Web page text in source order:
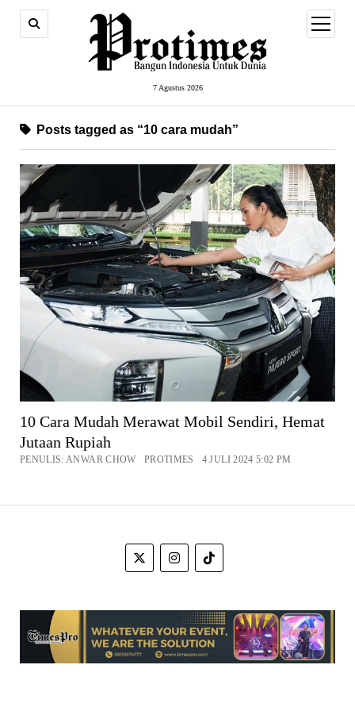
7 Agustus 2026
open
menu
Posts tagged as “10 cara mudah”
10 Cara Mudah Merawat Mobil Sendiri, Hemat
Jutaan Rupiah
PENULIS: ANWAR CHOW PROTIMES 4 JULI 2024 5:02 PM